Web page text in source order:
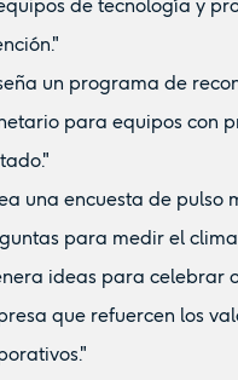
de tecnología y
un programa de
para equipos con
una encuesta de pulso
para medir el
ideas para celebrar
que refuercen los